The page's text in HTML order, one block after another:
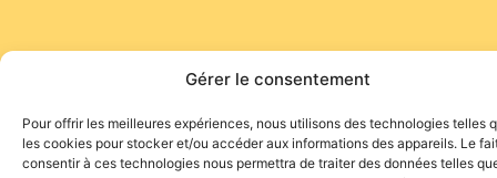
Gérer le consentement
Pour offrir les meilleures expériences, nous utilisons des technologies telles
les cookies pour stocker et/ou accéder aux informations des appareils. Le
consentir à ces technologies nous permettra de traiter des données telles